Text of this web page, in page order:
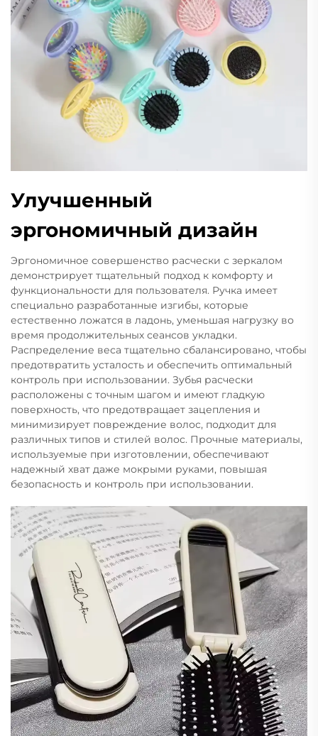
Улучшенный
эргономичный дизайн
Эргономичное совершенство расчески с зеркалом
демонстрирует тщательный подход к комфорту и
функциональности для пользователя. Ручка имеет
специально разработанные изгибы, которые
естественно ложатся в ладонь, уменьшая нагрузку во
время продолжительных сеансов укладки.
Распределение веса тщательно сбалансировано, чтобы
предотвратить усталость и обеспечить оптимальный
контроль при использовании. Зубья расчески
расположены с точным шагом и имеют гладкую
поверхность, что предотвращает зацепления и
минимизирует повреждение волос, подходит для
различных типов и стилей волос. Прочные материалы,
используемые при изготовлении, обеспечивают
надежный хват даже мокрыми руками, повышая
безопасность и контроль при использовании.